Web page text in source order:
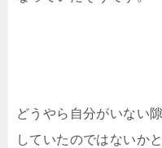
どうやら自分がいない
していたのではないか